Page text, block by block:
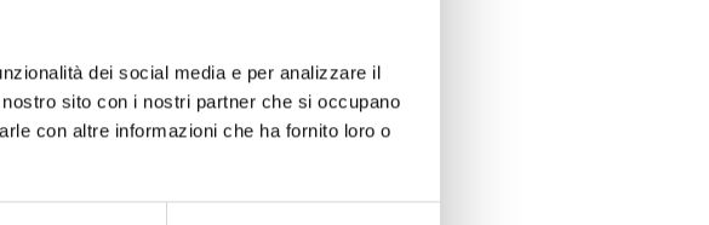
dei social media e per analizzare il
sito con i nostri partner che si occupano
con altre informazioni che ha fornito loro o
the technical